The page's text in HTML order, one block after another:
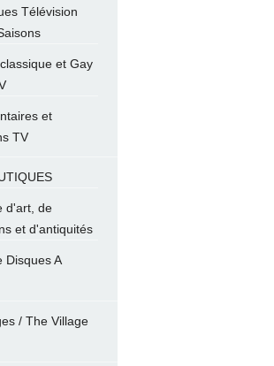
Télévision
et Gay
et
TV
d'art, de
et d'antiquités
Disques A
/ The Village